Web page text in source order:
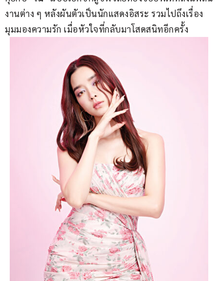
งานต่าง ๆ หลังผันตัวเป็นนักแสดงอิสระ รวมไปถึงเรื่อง
มุมมองความรัก เมื่อหัวใจที่กลับมาโสดสนิทอีกครั้ง